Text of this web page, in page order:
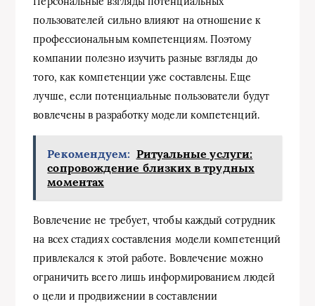
пользователей сильно влияют на отношение к
профессиональным компетенциям. Поэтому
компании полезно изучить разные взгляды до
того, как компетенции уже составлены. Еще
лучше, если потенциальные пользователи будут
вовлечены в разработку модели компетенций.
Рекомендуем: Ритуальные услуги:
сопровождение близких в трудных
моментах
Вовлечение не требует, чтобы каждый сотрудник
на всех стадиях составления модели компетенций
привлекался к этой работе. Вовлечение можно
ограничить всего лишь информированием людей
о цели и продвижении в составлении